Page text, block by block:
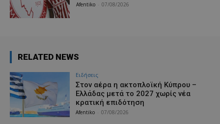
Afentiko 07/08/2026
RELATED NEWS
Ειδήσεις
Στον αέρα η ακτοπλοϊκή Κύπρου –
Ελλάδας μετά το 2027 χωρίς νέα
κρατική επιδότηση
Afentiko 07/08/2026